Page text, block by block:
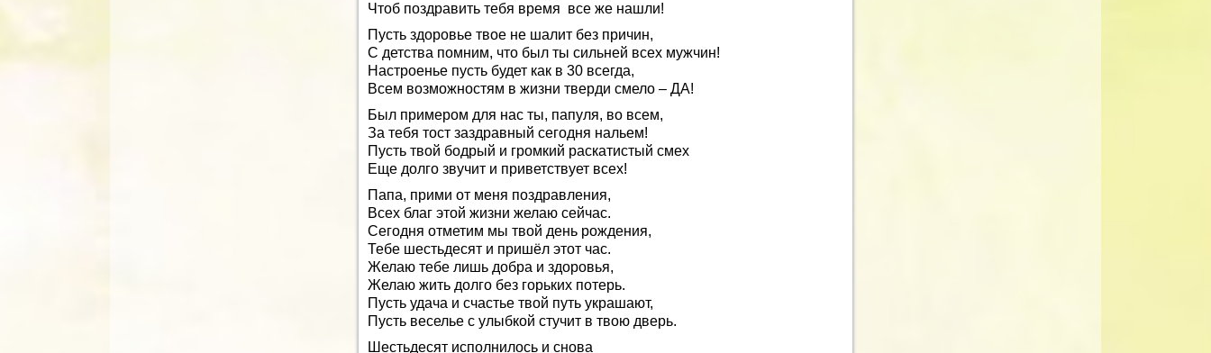
Чтоб поздравить тебя время все же нашли!
Пусть здоровье твое не шалит без причин,
С детства помним, что был ты сильней всех мужчин!
Настроенье пусть будет как в 30 всегда,
Всем возможностям в жизни тверди смело – ДА!
Был примером для нас ты, папуля, во всем,
За тебя тост заздравный сегодня нальем!
Пусть твой бодрый и громкий раскатистый смех
Еще долго звучит и приветствует всех!
Папа, прими от меня поздравления,
Всех благ этой жизни желаю сейчас.
Сегодня отметим мы твой день рождения,
Тебе шестьдесят и пришёл этот час.
Желаю тебе лишь добра и здоровья,
Желаю жить долго без горьких потерь.
Пусть удача и счастье твой путь украшают,
Пусть веселье с улыбкой стучит в твою дверь.
Шестьдесят исполнилось и снова